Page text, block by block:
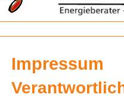
Impressum